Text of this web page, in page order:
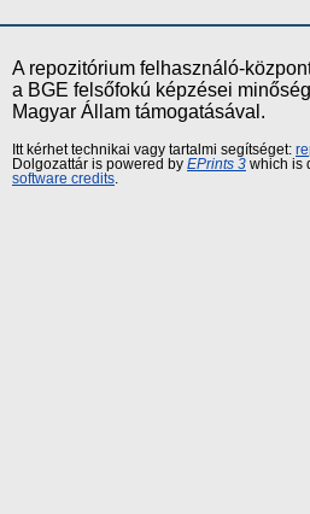
A repozitórium felhasználó-
a BGE felsőfokú képzései
Magyar Állam támogatásával.
Itt kérhet technikai vagy tartalmi segítséget:
Dolgozattár is powered by EPrints 3 which is
software credits